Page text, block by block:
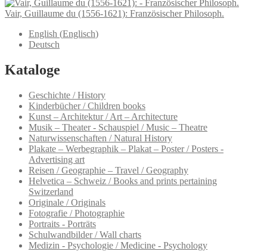
Vair, Guillaume du (1556-1621): Französischer Philosoph.
English (Englisch)
Deutsch
Kataloge
Geschichte / History
Kinderbücher / Children books
Kunst – Architektur / Art – Architecture
Musik – Theater - Schauspiel / Music – Theatre
Naturwissenschaften / Natural History
Plakate – Werbegraphik – Plakat – Poster / Posters -
Advertising art
Reisen / Geographie – Travel / Geography
Helvetica – Schweiz / Books and prints pertaining
Switzerland
Originale / Originals
Fotografie / Photographie
Portraits - Porträts
Schulwandbilder / Wall charts
Medizin - Psychologie / Medicine - Psychology